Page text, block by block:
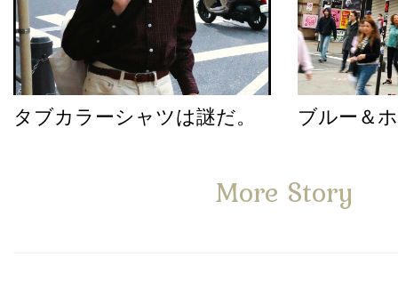
タブカラーシャツは謎だ。 ブルー＆
More Story